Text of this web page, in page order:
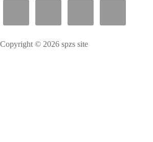
Copyright © 2026 spzs site